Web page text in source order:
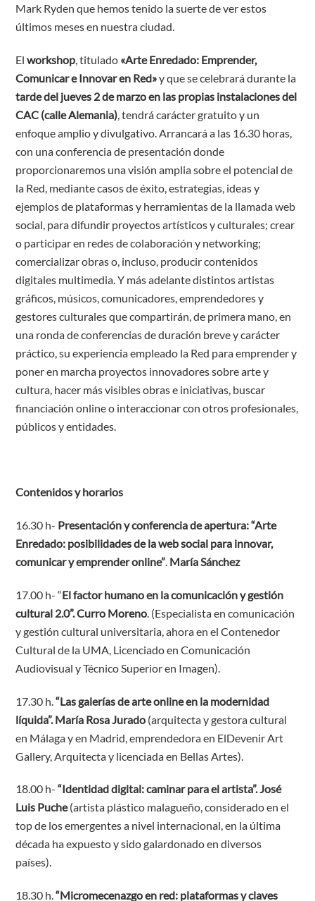
Mark Ryden que hemos tenido la suerte de ver estos
últimos meses en nuestra ciudad.
Elworkshop , titulado «Arte Enredado: Emprender,
Comunicar e Innovar en Red»y que se celebrará durante la
tarde del jueves 2 de marzo en las propias instalaciones del
CAC (calle Alemania) , tendrá carácter gratuito y un
enfoque amplio y divulgativo. Arrancará a las 16.30 horas,
con una conferencia de presentación donde
proporcionaremos una visión amplia sobre el potencial de
la Red, mediante casos de éxito, estrategias, ideas y
ejemplos de plataformas y herramientas de la llamada web
social, para difundir proyectos artísticos y culturales; crear
o participar en redes de colaboración y networking;
comercializar obras o, incluso, producir contenidos
digitales multimedia. Y más adelante distintos artistas
gráficos, músicos, comunicadores, emprendedores y
gestores culturales que compartirán, de primera mano, en
una ronda de conferencias de duración breve y carácter
práctico, su experiencia empleado la Red para emprender y
poner en marcha proyectos innovadores sobre arte y
cultura, hacer más visibles obras e iniciativas, buscar
financiación online o interaccionar con otros profesionales,
públicos y entidades.
Contenidos y horarios
16.30 h- Presentación y conferencia de apertura:“Arte
Enredado: posibilidades de la web social para innovar,
comunicar y emprender online”. María Sánchez
17.00 h- “El factor humano en la comunicación y gestión
cultural 2.0”. Curro Moreno . (Especialista en comunicación
y gestión cultural universitaria, ahora en el Contenedor
Cultural de la UMA, Licenciado en Comunicación
Audiovisual y Técnico Superior en Imagen).
17.30 h.“Las galerías de arte online en la modernidad
líquida”. María Rosa Jurado (arquitecta y gestora cultural
en Málaga y en Madrid, emprendedora en ElDevenir Art
Gallery, Arquitecta y licenciada en Bellas Artes).
18.00 h-“Identidad digital: caminar para el artista”.José
Luis Puche(artista plástico malagueño, considerado en el
top de los emergentes a nivel internacional, en la última
década ha expuesto y sido galardonado en diversos
países).
18.30 h.“Micromecenazgo en red: plataformas y claves